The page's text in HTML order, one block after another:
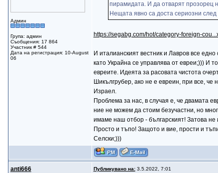
Админ
Група: админ
Съобщения: 17 864
Участник # 544
Дата на регистрация: 10-August
06
пирамидата. И да отварят прозорец
Нещата явно са доста сериозни след
https://segabg.com/hot/category-foreign-
И италианският вестник и Лавров все
като Украйна се управлява от евреи;))) И
евреите. Идеята за расовата чистота
Шикългрубер, ако не е евреин, при все, че
Израел.
Проблема за нас, в случая е, че двамата
ние не можем да стоим безучастни, но
имаме наш отбор - българският! Затова не
Просто и тъпо! Защото и вие, прости и
Селски;)))
anti666 Публикувано на:3.5.2022, 7:01